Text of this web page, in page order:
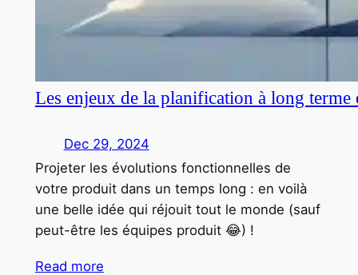
Les enjeux de la planification à long terme
Dec 29, 2024
Projeter les évolutions fonctionnelles de
votre produit dans un temps long : en voilà
une belle idée qui réjouit tout le monde (sauf
peut-être les équipes produit 😂) !
Read more